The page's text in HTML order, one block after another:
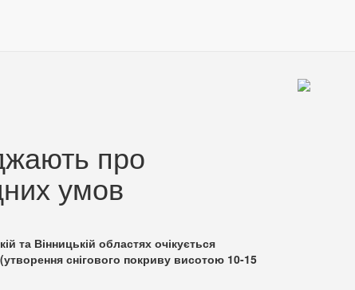
про
умов
та Вінницькій областях очікується
снігового покриву висотою 10-15